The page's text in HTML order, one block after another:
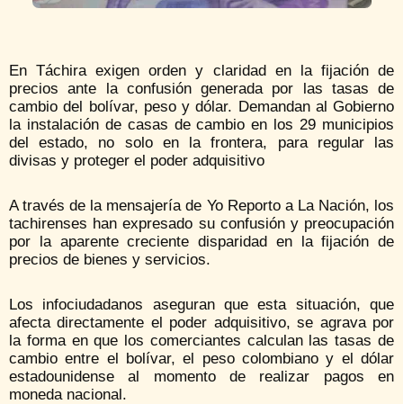
En Táchira exigen orden y claridad en la fijación de
precios ante la confusión generada por las tasas de
cambio del bolívar, peso y dólar. Demandan al Gobierno
la instalación de casas de cambio en los 29 municipios
del estado, no solo en la frontera, para regular las
divisas y proteger el poder adquisitivo
A través de la mensajería de Yo Reporto a La Nación, los
tachirenses han expresado su confusión y preocupación
por la aparente creciente disparidad en la fijación de
precios de bienes y servicios.
Los infociudadanos aseguran que esta situación, que
afecta directamente el poder adquisitivo, se agrava por
la forma en que los comerciantes calculan las tasas de
cambio entre el bolívar, el peso colombiano y el dólar
estadounidense al momento de realizar pagos en
moneda nacional.